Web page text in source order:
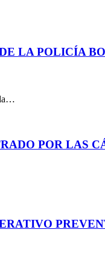
LA POLICÍA
la…
POR LAS